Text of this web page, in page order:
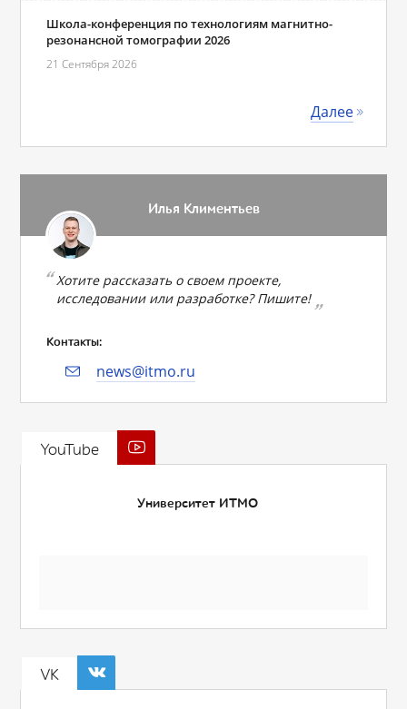
Школа-конференция по технологиям магнитно-
резонансной томографии 2026
21 Сентября 2026
Далее
Илья Климентьев
Хотите рассказать о своем проекте,
исследовании или разработке? Пишите!
Контакты:
news@itmo.ru
YouTube
Университет ИТМО
VK